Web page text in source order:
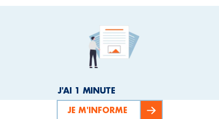
J'AI 1 MINUTE
JE M'INFORME